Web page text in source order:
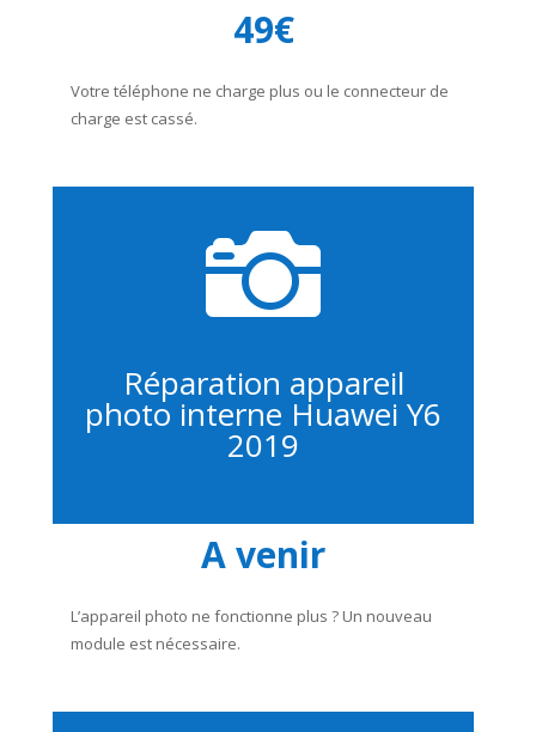
49€
Votre téléphone ne charge plus ou le connecteur de
charge est cassé.

Réparation appareil
photo interne Huawei Y6
2019
A venir
L’appareil photo ne fonctionne plus ? Un nouveau
module est nécessaire.